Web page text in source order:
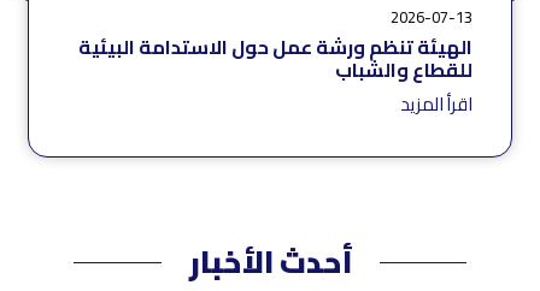
2026-07-13
الهيئة تنظم ورشة عمل حول الاستدامة البيئية
للقطاع والشباب
اقرأ المزيد
أحدث الأخبار